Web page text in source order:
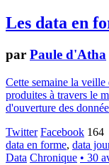
Les data en
par Paule d'Atha
Cette semaine la veille
produites à travers le
d'ouverture des
Twitter Facebook 164
data en forme, data
Data Chronique • 30